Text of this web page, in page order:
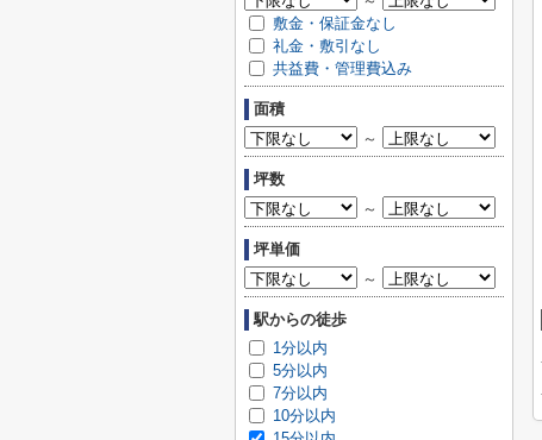
敷金・保証金なし
礼金・敷引なし
共益費・管理費込み
面積
～
坪数
～
坪単価
～
駅からの徒歩
1分以内
5分以内
7分以内
10分以内